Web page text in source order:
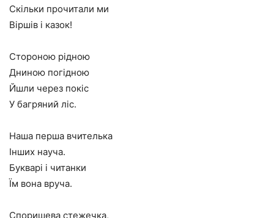
Скільки прочитали ми
Віршів і казок!
Стороною рідною
Дниною погідною
Йшли через покіс
У багряний ліс.
Наша перша вчителька
Інших науча.
Букварі і читанки
Їм вона вруча.
Споришева стежечка,